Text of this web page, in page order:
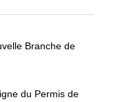
Branche de
du Permis de